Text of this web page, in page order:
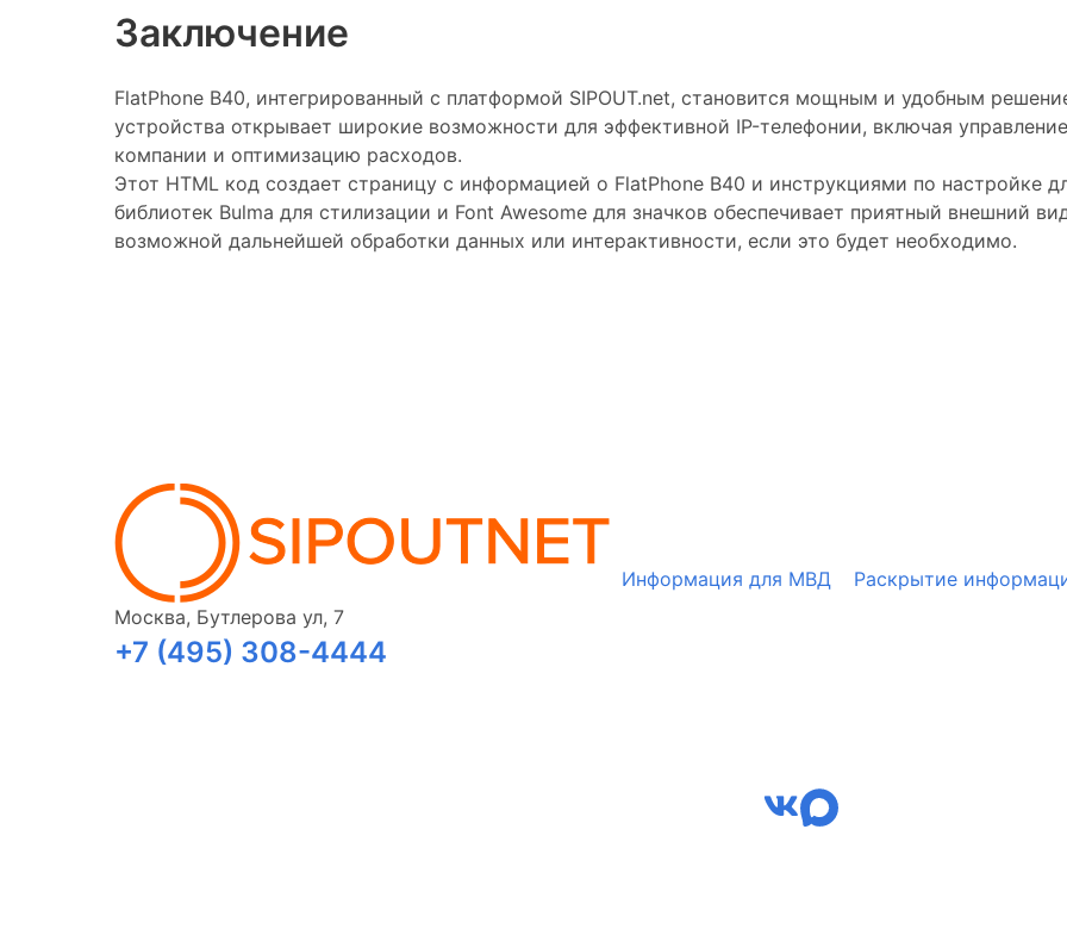
Заключение
FlatPhone B40, интегрированный с платформой SIPOUT.net, становится мощным и удобным
устройства открывает широкие возможности для эффективной IP-телефонии, включая
компании и оптимизацию расходов.
Этот HTML код создает страницу с информацией о FlatPhone B40 и инструкциями по настройке
библиотек Bulma для стилизации и Font Awesome для значков обеспечивает приятный внешний
возможной дальнейшей обработки данных или интерактивности, если это будет необходимо.
Москва, Бутлерова ул, 7
+7 (495) 308-4444
Информация для МВД Раскрытие